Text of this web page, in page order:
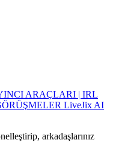
ARAÇLARI | IRL
LiveJix AI
arkadaşlarınız